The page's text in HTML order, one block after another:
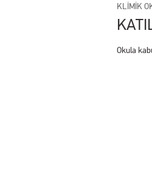
KLİMİK
Okula